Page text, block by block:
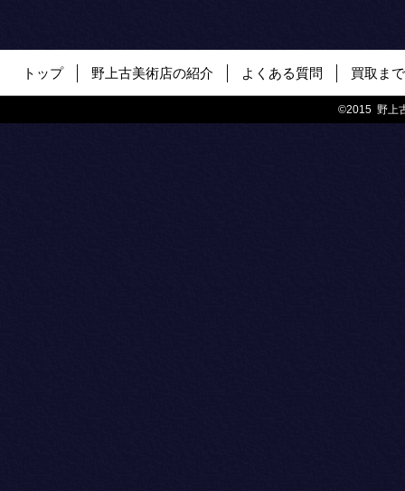
トップ 野上古美術店の紹介 よくある質問 買取ま
©2015 野上